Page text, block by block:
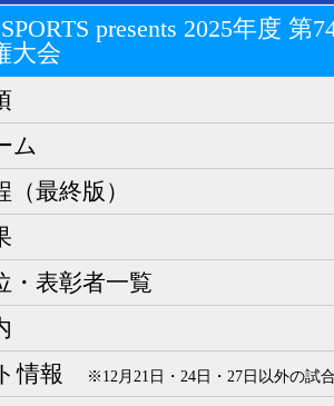
presents 2025年度
⼤会
ム
（最終版）
・表彰者一覧
情報
※12月21日・24日・27日以外の試